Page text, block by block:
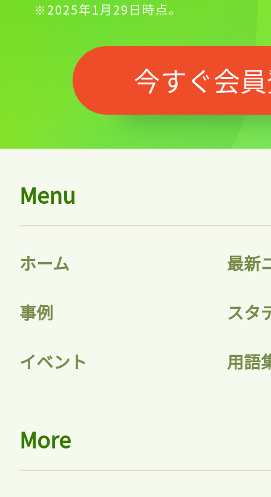
※2025年1月29日時点。
今すぐ会
Menu
ホーム 最新
事例 スタ
イベント 用語
More